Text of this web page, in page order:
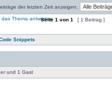
der letzten Zeit anzeigen:
Seite 1 von 1 [ 1 Beitrag ]
Snippets
und 1 Gast